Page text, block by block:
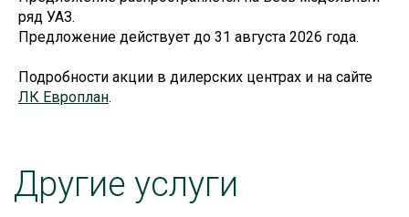
ряд УАЗ.
Предложение действует до 31 августа 2026 года.
Подробности акции в дилерских центрах и на сайте
ЛК Европлан.
Другие услуги